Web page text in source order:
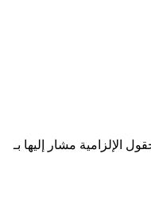
الإلزامية مشار إليها بـ